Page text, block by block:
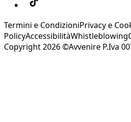
Termini e CondizioniPrivacy e
PolicyAccessibilitàWhistleblowing
Copyright 2026 ©Avvenire P.Iva